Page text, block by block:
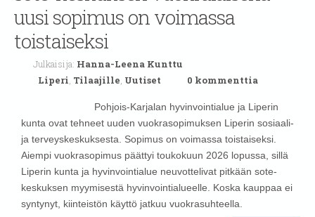
uusi sopimus on voimassa
toistaiseksi
Julkaisija: Hanna-Leena Kunttu
Liperi, Tilaajille, Uutiset 0 kommenttia
Pohjois-Karjalan hyvinvointialue ja Liperin
kunta ovat tehneet uuden vuokrasopimuksen Liperin sosiaali-
ja terveyskeskuksesta. Sopimus on voimassa toistaiseksi.
Aiempi vuokrasopimus päättyi toukokuun 2026 lopussa, sillä
Liperin kunta ja hyvinvointialue neuvottelivat pitkään sote-
keskuksen myymisestä hyvinvointialueelle. Koska kauppaa ei
syntynyt, kiinteistön käyttö jatkuu vuokrasuhteella.